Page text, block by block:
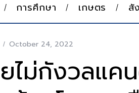
การศึกษา เกษตร สั
October 24, 2022
ไม่กังวลแค